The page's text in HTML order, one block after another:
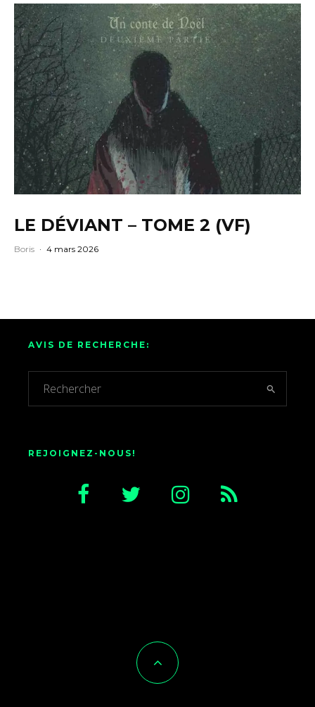
LE DÉVIANT – TOME 2 (VF)
Boris · 4 mars 2026
AVIS DE RECHERCHE:
REJOIGNEZ-NOUS!